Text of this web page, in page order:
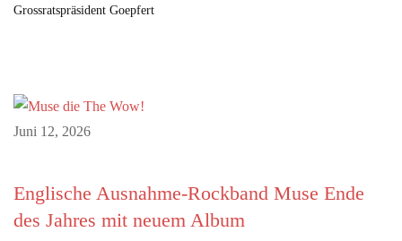
Grossratspräsident Goepfert
Juni 12, 2026
Englische Ausnahme-Rockband Muse Ende
des Jahres mit neuem Album